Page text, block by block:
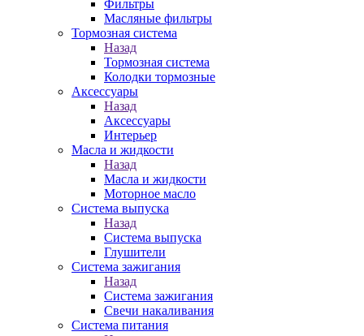
Фильтры
Масляные фильтры
Тормозная система
Назад
Тормозная система
Колодки тормозные
Аксессуары
Назад
Аксессуары
Интерьер
Масла и жидкости
Назад
Масла и жидкости
Моторное масло
Система выпуска
Назад
Система выпуска
Глушители
Система зажигания
Назад
Система зажигания
Свечи накаливания
Система питания